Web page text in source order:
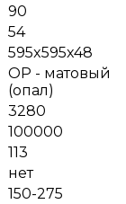
90
54
595x595x48
OP - матовый
(опал)
3280
100000
113
нет
150-275